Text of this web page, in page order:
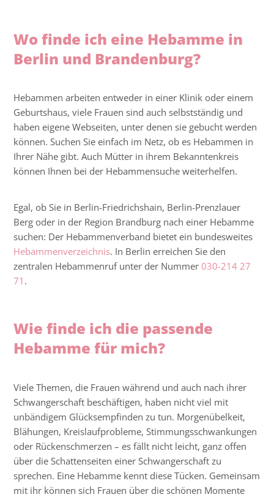
Wo finde ich eine Hebamme in
Berlin und Brandenburg?
Hebammen arbeiten entweder in einer Klinik oder einem
Geburtshaus, viele Frauen sind auch selbstständig und
haben eigene Webseiten, unter denen sie gebucht werden
können. Suchen Sie einfach im Netz, ob es Hebammen in
Ihrer Nähe gibt. Auch Mütter in ihrem Bekanntenkreis
können Ihnen bei der Hebammensuche weiterhelfen.
Egal, ob Sie in Berlin-Friedrichshain, Berlin-Prenzlauer
Berg oder in der Region Brandburg nach einer Hebamme
suchen: Der Hebammenverband bietet ein bundesweites
Hebammenverzeichnis. In Berlin erreichen Sie den
zentralen Hebammenruf unter der Nummer030-214 27
71 .
Wie finde ich die passende
Hebamme für mich?
Viele Themen, die Frauen während und auch nach ihrer
Schwangerschaft beschäftigen, haben nicht viel mit
unbändigem Glücksempfinden zu tun. Morgenübelkeit,
Blähungen, Kreislaufprobleme, Stimmungsschwankungen
oder Rückenschmerzen – es fällt nicht leicht, ganz offen
über die Schattenseiten einer Schwangerschaft zu
sprechen. Eine Hebamme kennt diese Tücken. Gemeinsam
mit ihr können sich Frauen über die schönen Momente